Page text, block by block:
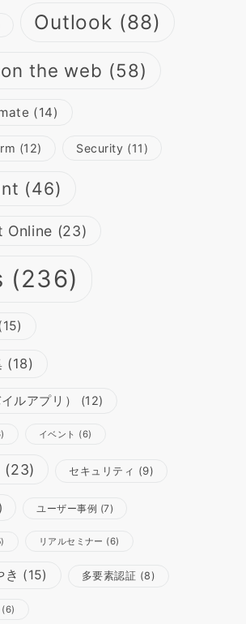
Outlook (88)
the web (58)
(14)
(12) Security (11)
(46)
Online (23)
(236)
(18)
ルアプリ） (12)
イベント (6)
(23) セキュリティ (9)
ユーザー事例 (7)
リアルセミナー (6)
き (15) 多要素認証 (8)
(6)